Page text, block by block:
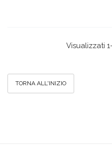
Visualizzati
TORNA ALL'INIZIO